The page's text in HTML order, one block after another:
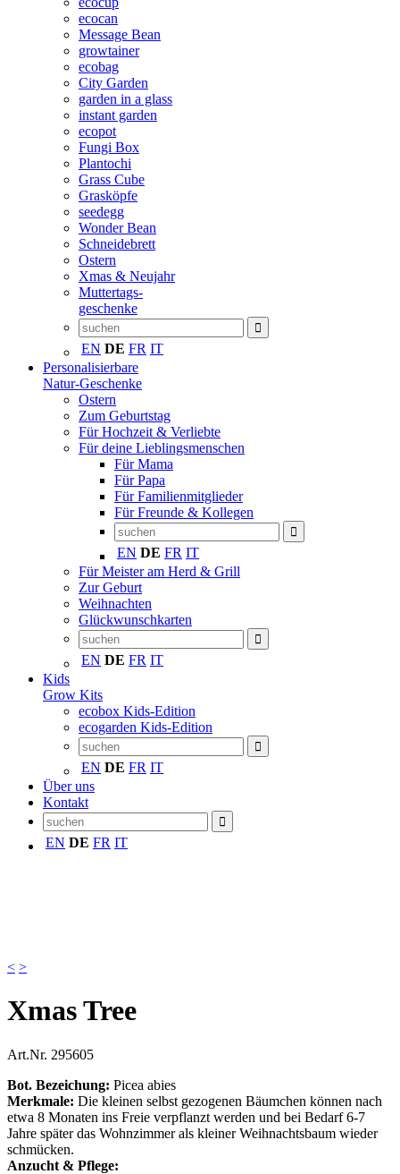
ecocan
Message Bean
growtainer
ecobag
City Garden
garden in a glass
instant garden
ecopot
Fungi Box
Plantochi
Grass Cube
Grasköpfe
seedegg
Wonder Bean
Schneidebrett
Ostern
Xmas & Neujahr
Muttertags-
geschenke
EN DE FR IT
Personalisierbare
Natur-Geschenke
Ostern
Zum Geburtstag
Für Hochzeit & Verliebte
Für deine Lieblingsmenschen
Für Mama
Für Papa
Für Familienmitglieder
Für Freunde & Kollegen
EN DE FR IT
Für Meister am Herd & Grill
Zur Geburt
Weihnachten
Glückwunschkarten
EN DE FR IT
Kids
Grow Kits
ecobox Kids-Edition
ecogarden Kids-Edition
EN DE FR IT
Über uns
Kontakt
EN DE FR IT
< >
Xmas Tree
Art.Nr. 295605
Bot. Bezeichung: Picea abies
Merkmale: Die kleinen selbst gezogenen Bäumchen können nach
etwa 8 Monaten ins Freie verpflanzt werden und bei Bedarf 6-7
Jahre später das Wohnzimmer als kleiner Weihnachtsbaum wieder
schmücken.
Anzucht & Pflege: